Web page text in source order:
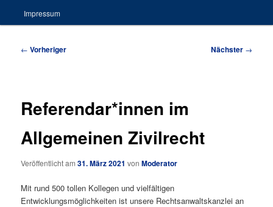
Impressum
Beitragsnavigation
← Vorheriger Nächster →
Referendar*innen im
Allgemeinen Zivilrecht
Veröffentlicht am31. März 2021 vonModerator
Mit rund 500 tollen Kollegen und vielfältigen
Entwicklungsmöglichkeiten ist unsere Rechtsanwaltskanzlei an